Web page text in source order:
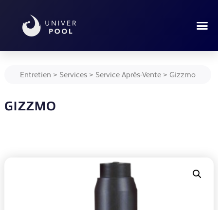
Entretien > Services> Service Après-Vente> Gizzmo
GIZZMO